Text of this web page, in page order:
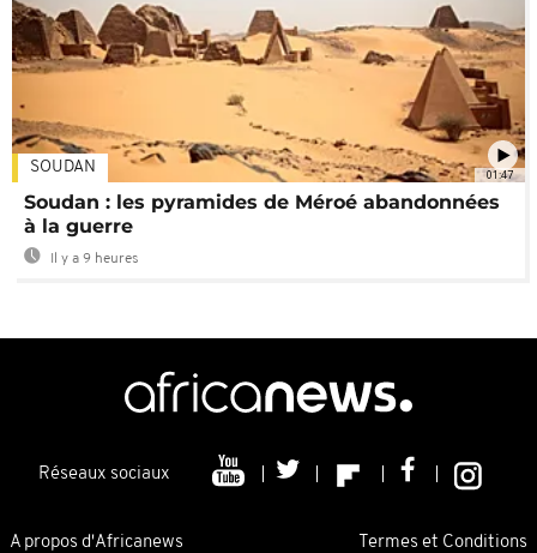
01:47
SOUDAN
Soudan : les pyramides de Méroé abandonnées
à la guerre
Il y a 9 heures
Réseaux sociaux
A propos d'Africanews Termes et Conditions